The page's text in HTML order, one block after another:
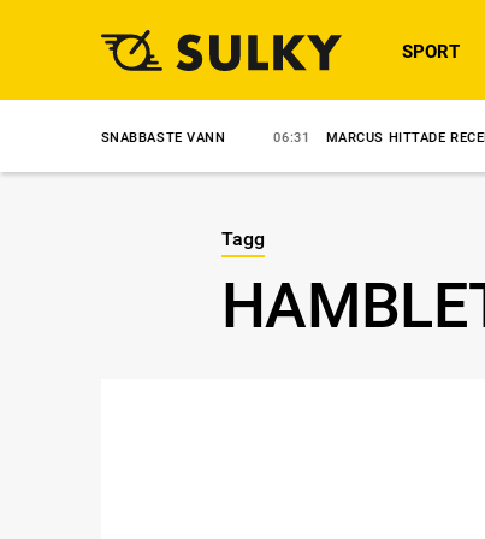
SPORT
SNABBASTE VANN 06:31 MARCUS HITTADE RECEPTET
Tagg